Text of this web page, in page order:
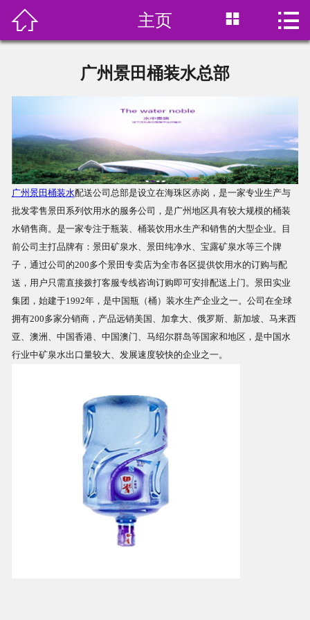
 首页
水中贵族
在线预订
新闻资讯
联系我们
饮用水分类
商品相册
 主页  
广州景田桶装水总部
广州景田桶装水配送公司总部是设立在海珠区赤岗，是一家专业生产与
批发零售景田系列饮用水的服务公司，是广州地区具有较大规模的桶装
水销售商。是一家专注于瓶装、桶装饮用水生产和销售的大型企业。目
前公司主打品牌有：景田矿泉水、景田纯净水、宝露矿泉水等三个牌
子，通过公司的200多个景田专卖店为全市各区提供饮用水的订购与配
送，用户只需直接拨打客服专线咨询订购即可安排配送上门。景田实业
集团，始建于1992年，是中国瓶（桶）装水生产企业之一。公司在全球
拥有200多家分销商，产品远销美国、加拿大、俄罗斯、新加坡、马来西
亚、澳洲、中国香港、中国澳门、马绍尔群岛等国家和地区，是中国水
行业中矿泉水出口量较大、发展速度较快的企业之一。